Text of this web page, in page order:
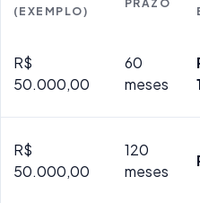
(EXEMPLO)
PRAZO
R$
50.000,00
60
meses
R$
50.000,00
120
meses